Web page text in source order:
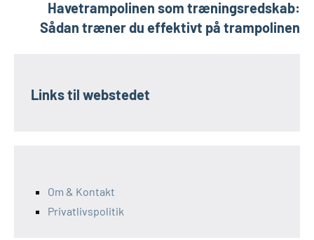
Havetrampolinen som træningsredskab:
Sådan træner du effektivt på trampolinen
Links til webstedet
Om & Kontakt
Privatlivspolitik